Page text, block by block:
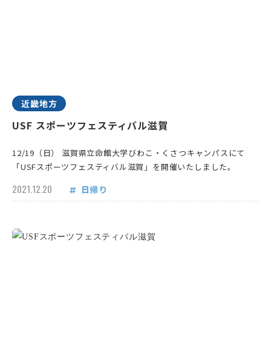
近畿地方
USF スポーツフェスティバル滋賀
12/19（日） 滋賀県立命館大学びわこ・くさつキャンパスにて
「USFスポーツフェスティバル滋賀」を開催いたしました。
2021.12.20 日帰り